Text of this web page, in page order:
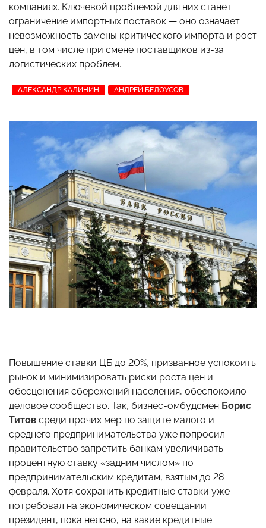
компаниях. Ключевой проблемой для них станет
ограничение импортных поставок — оно означает
невозможность замены критического импорта и рост
цен, в том числе при смене поставщиков из-за
логистических проблем.
АЛЕКСАНДР КАЛИНИН АНДРЕЙ БЕЛОУСОВ
Повышение ставки ЦБ до 20%, призванное успокоить
рынок и минимизировать риски роста цен и
обесценения сбережений населения, обеспокоило
деловое сообщество. Так, бизнес-омбудсмен Борис
Титов среди прочих мер по защите малого и
среднего предпринимательства уже попросил
правительство запретить банкам увеличивать
процентную ставку «задним числом» по
предпринимательским кредитам, взятым до 28
февраля. Хотя сохранить кредитные ставки уже
потребовал на экономическом совещании
президент, пока неясно, на какие кредитные